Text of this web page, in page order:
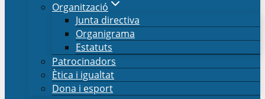
Organització
Junta directiva
Organigrama
Estatuts
Patrocinadors
Ètica i igualtat
Dona i esport